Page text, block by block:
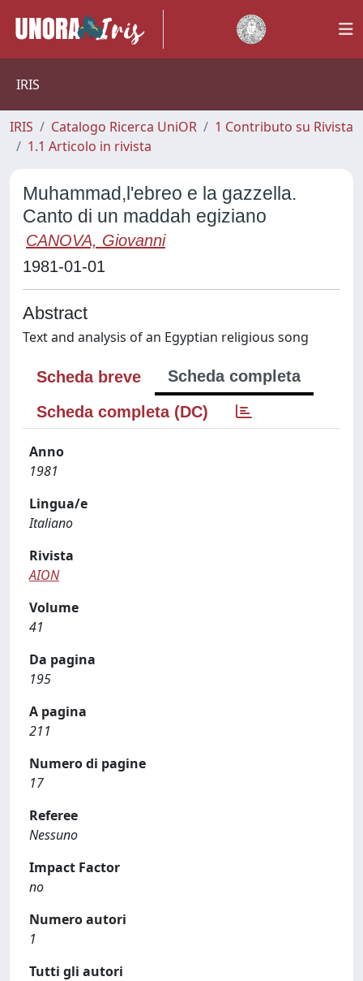
IRIS
IRIS Catalogo Ricerca UniOR
1 Contributo su Rivista
1.1 Articolo in rivista
Muhammad,l'ebreo e la gazzella.
Canto di un maddah egiziano
CANOVA, Giovanni
1981-01-01
Abstract
Text and analysis of an Egyptian religious song
Scheda breve
Scheda completa
Scheda completa (DC)
Anno
1981
Lingua/e
Italiano
Rivista
AION
Volume
41
Da pagina
195
A pagina
211
Numero di pagine
17
Referee
Nessuno
Impact Factor
no
Numero autori
1
Tutti gli autori